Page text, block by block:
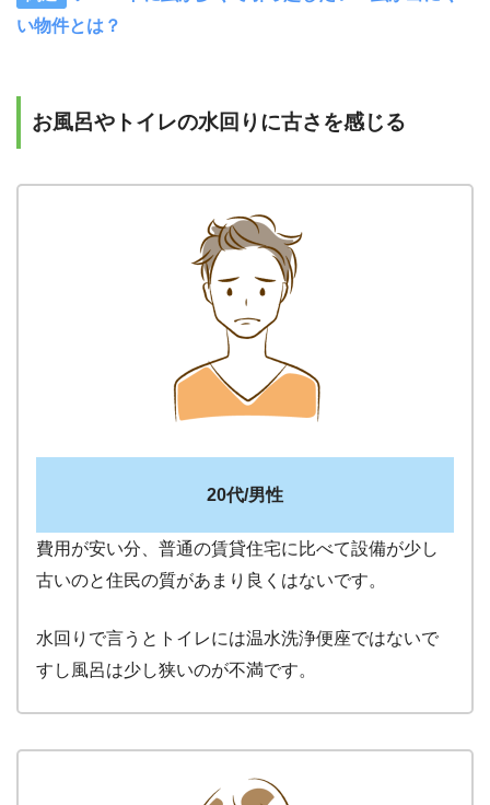
い物件とは？
お風呂やトイレの水回りに古さを感じる
20代/男性
費用が安い分、普通の賃貸住宅に比べて設備が少し
古いのと住民の質があまり良くはないです。
水回りで言うとトイレには温水洗浄便座ではないで
すし風呂は少し狭いのが不満です。